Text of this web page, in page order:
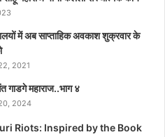
में अब साप्ताहिक अवकाश शुक्रवार के
2021
गाडगे महाराज..भाग ४
2024
Riots: Inspired by the Book